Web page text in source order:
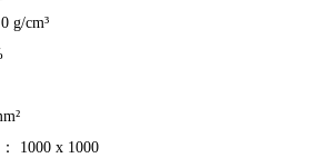
g/cm³
1000 x 1000